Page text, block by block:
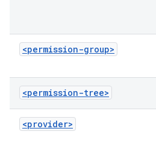
<permission-group>
<permission-tree>
<provider>